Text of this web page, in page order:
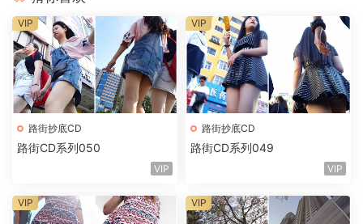
路街抄底CD
路街CD系列050
VIP
VIP
路街抄底CD
路街CD系列049
VIP
VIP
VIP VIP